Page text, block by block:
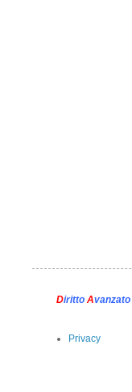
Diritto Avanzato
Privacy